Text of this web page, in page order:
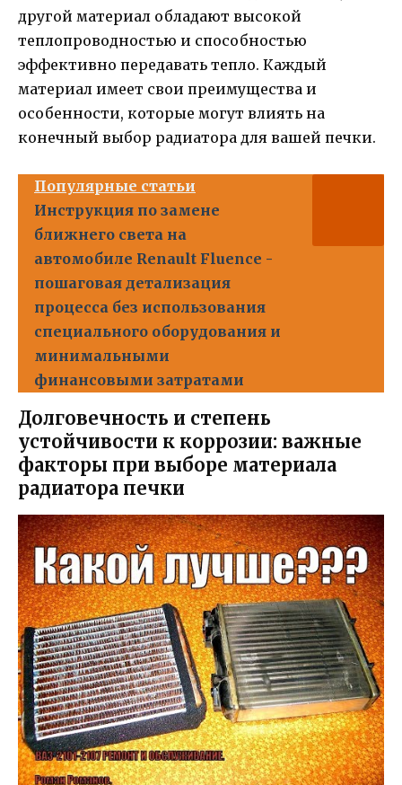
другой материал обладают высокой
теплопроводностью и способностью
эффективно передавать тепло. Каждый
материал имеет свои преимущества и
особенности, которые могут влиять на
конечный выбор радиатора для вашей печки.
Популярные статьи
Инструкция по замене
ближнего света на
автомобиле Renault Fluence -
пошаговая детализация
процесса без использования
специального оборудования и
минимальными
финансовыми затратами
Долговечность и степень
устойчивости к коррозии: важные
факторы при выборе материала
радиатора печки